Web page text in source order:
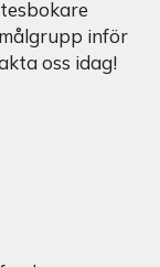
inför
oss idag!